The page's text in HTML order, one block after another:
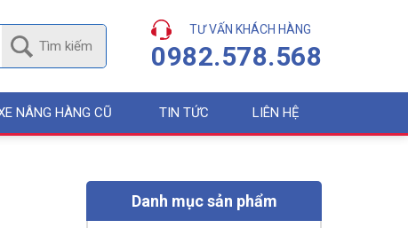
TƯ VẤN KHÁCH HÀNG
0982.578.568
NÂNG HÀNG CŨ TIN TỨC LIÊN HỆ
Danh mục sản phẩm